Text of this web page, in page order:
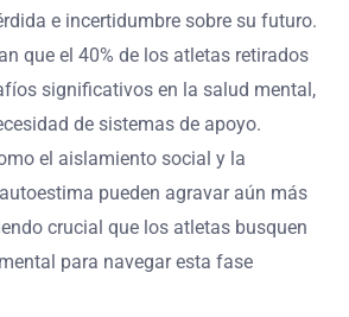
e incertidumbre sobre su futuro.
que el 40% de los atletas retirados
significativos en la salud mental,
de sistemas de apoyo.
el aislamiento social y la
pueden agravar aún más
crucial que los atletas busquen
para navegar esta fase